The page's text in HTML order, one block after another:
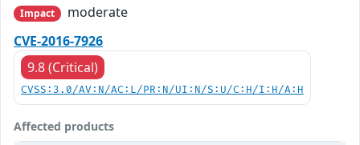
Impact
moderate
CVE-2016-7926
9.8 (Critical)
CVSS:3.0/AV:N/AC:L/PR:N/UI:N/S:U/C:H/I:H/A:H
Affected products